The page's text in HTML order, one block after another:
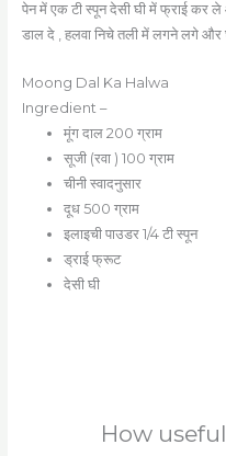
पेन में एक टी स्पून देसी घी में फ्राई कर
डाल दे , हलवा निचे तली में लगने लगे और
Moong Dal Ka Halwa
Ingredient –
मूंग दाल 200 ग्राम
सूजी (रवा ) 100 ग्राम
चीनी स्वादनुसार
दूध 500 ग्राम
इलाइची पाउडर 1/4 टी स्पून
ड्राई फ्रूट
देसी घी
How